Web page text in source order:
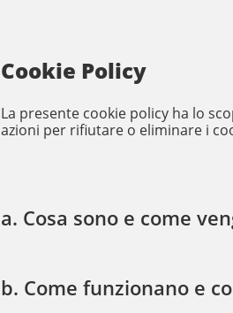
Cookie Policy
La presente cookie policy ha lo
azioni per rifiutare o eliminare i
a. Cosa sono e come
b. Come funzionano e